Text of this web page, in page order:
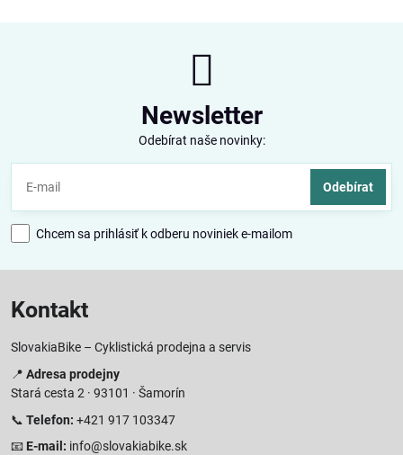
Newsletter
Odebírat naše novinky:
Odebírat
Chcem sa prihlásiť k odberu noviniek e-mailom
Kontakt
SlovakiaBike – Cyklistická prodejna a servis
📍 Adresa prodejny
Stará cesta 2 · 93101 · Šamorín
📞 Telefon: +421 917 103347
📧 E-mail: info@slovakiabike.sk